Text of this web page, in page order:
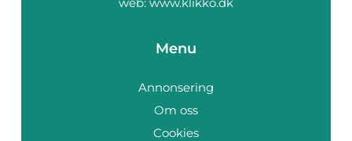
Menu
Annonsering
Om oss
Cookies